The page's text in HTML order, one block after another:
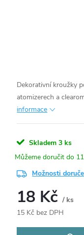
Dekorativní kroužky
atomizerech a
informace
Skladem 3 ks
Možnosti
18 Kč/ ks
15 Kč bez DPH